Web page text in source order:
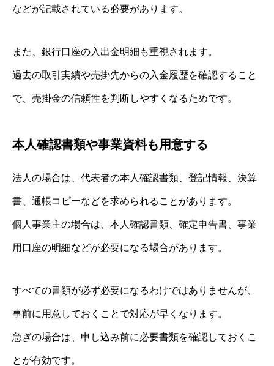
などが記載されている必要があります。
また、銀行口座の入出金明細も重視されます。
過去の取引実績や売掛先からの入金履歴を確認すること
で、売掛金の信頼性を判断しやすくなるためです。
本人確認書類や事業資料も用意する
法人の場合は、代表者の本人確認書類、登記情報、決算
書、通帳コピーなどを求められることがあります。
個人事業主の場合は、本人確認書類、確定申告書、事業
用口座の明細などが必要になる場合があります。
すべての書類が必ず必要になるわけではありませんが、
事前に用意しておくことで対応が早くなります。
急ぎの場合は、申し込み前に必要書類を確認しておくこ
とが有効です。